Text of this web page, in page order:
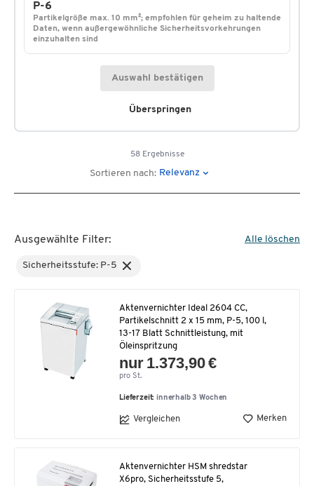
Überspringen
P-6
Partikelgröße max. 10 mm²; empfohlen für geheim zu haltende
Daten, wenn außergewöhnliche Sicherheitsvorkehrungen
einzuhalten sind
Auswahl bestätigen
58 Ergebnisse
Sortieren nach: Relevanz
Ausgewählte Filter: Alle löschen
Sicherheitsstufe: P-5
Aktenvernichter Ideal 2604 CC,
Partikelschnitt 2 x 15 mm, P-5, 100 l,
13-17 Blatt Schnittleistung, mit
Öleinspritzung
nur 1.373,90 €
pro St.
Lieferzeit: innerhalb 3 Wochen
Vergleichen Merken
Aktenvernichter HSM shredstar
X6pro, Sicherheitsstufe 5,